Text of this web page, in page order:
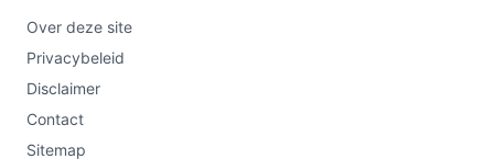
Over deze site
Privacybeleid
Disclaimer
Contact
Sitemap